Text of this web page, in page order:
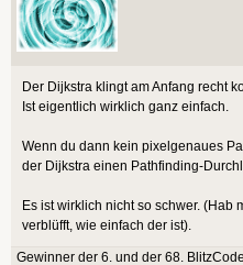
Der Dijkstra klingt am Anfang recht
Ist eigentlich wirklich ganz einfach.
Wenn du dann kein pixelgenaues
der Dijkstra einen Pathfinding-
Es ist wirklich nicht so schwer. (Hab
verblüfft, wie einfach der ist).
Gewinner der 6. und der 68.